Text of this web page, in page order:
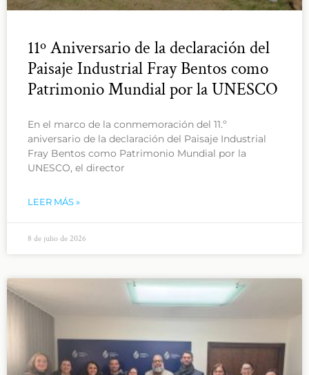
11º Aniversario de la declaración del
Paisaje Industrial Fray Bentos como
Patrimonio Mundial por la UNESCO
En el marco de la conmemoración del 11.º
aniversario de la declaración del Paisaje Industrial
Fray Bentos como Patrimonio Mundial por la
UNESCO, el director
LEER MÁS »
8 de julio de 2026